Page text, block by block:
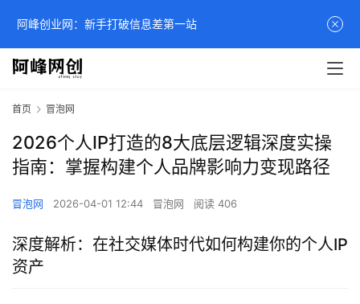
首页 冒泡网
2026个人IP打造的8大底层逻辑深度实操
指南：掌握构建个人品牌影响力变现路径
冒泡网 2026-04-01 12:44 冒泡网 阅读 406
深度解析：在社交媒体时代如何构建你的个人IP
资产
阿峰创业网：新手打破信息差第一站